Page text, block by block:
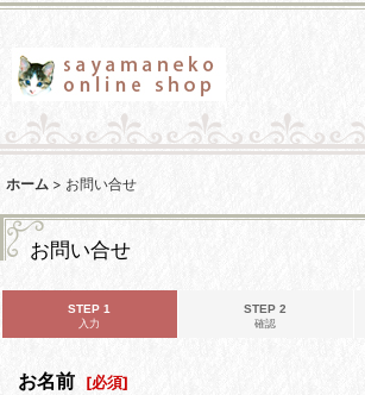
ホーム > お問い合せ
お問い合せ
STEP 1
入力
STEP 2
確認
お名前 [必須]